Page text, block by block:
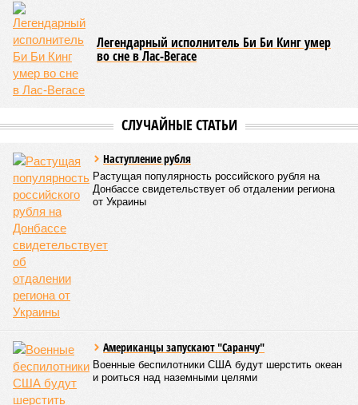
Легендарный исполнитель Би Би Кинг умер
во сне в Лас-Вегасе
СЛУЧАЙНЫЕ СТАТЬИ
Наступление рубля
Растущая популярность российского рубля на
Донбассе свидетельствует об отдалении региона
от Украины
Американцы запускают "Саранчу"
Военные беспилотники США будут шерстить океан
и роиться над наземными целями